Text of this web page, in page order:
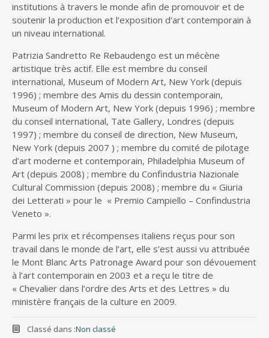
institutions à travers le monde afin de promouvoir et de
soutenir la production et l’exposition d’art contemporain à
un niveau international.
Patrizia Sandretto Re Rebaudengo est un mécène
artistique très actif. Elle est membre du conseil
international, Museum of Modern Art, New York (depuis
1996) ; membre des Amis du dessin contemporain,
Museum of Modern Art, New York (depuis 1996) ; membre
du conseil international, Tate Gallery, Londres (depuis
1997) ; membre du conseil de direction, New Museum,
New York (depuis 2007 ) ; membre du comité de pilotage
d’art moderne et contemporain, Philadelphia Museum of
Art (depuis 2008) ; membre du Confindustria Nazionale
Cultural Commission (depuis 2008) ; membre du « Giuria
dei Letterati » pour le « Premio Campiello – Confindustria
Veneto ».
Parmi les prix et récompenses italiens reçus pour son
travail dans le monde de l’art, elle s’est aussi vu attribuée
le Mont Blanc Arts Patronage Award pour son dévouement
à l’art contemporain en 2003 et a reçu le titre de
« Chevalier dans l’ordre des Arts et des Lettres » du
ministère français de la culture en 2009.
Classé dans :Non classé